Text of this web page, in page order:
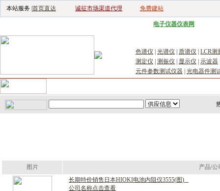
本站服务 | 首页直达 诚征市场渠道代理 免费建站
电子仪器仪表网
色谱仪 光谱仪 质谱仪
LCR测
测定仪
测振仪 显示仪 示波器
元件参数测试仪器 光电器件测
图片
产品/公
长期特价销售 日 本HIOKI电池内阻 仪3555(图)
公司名称点击查看